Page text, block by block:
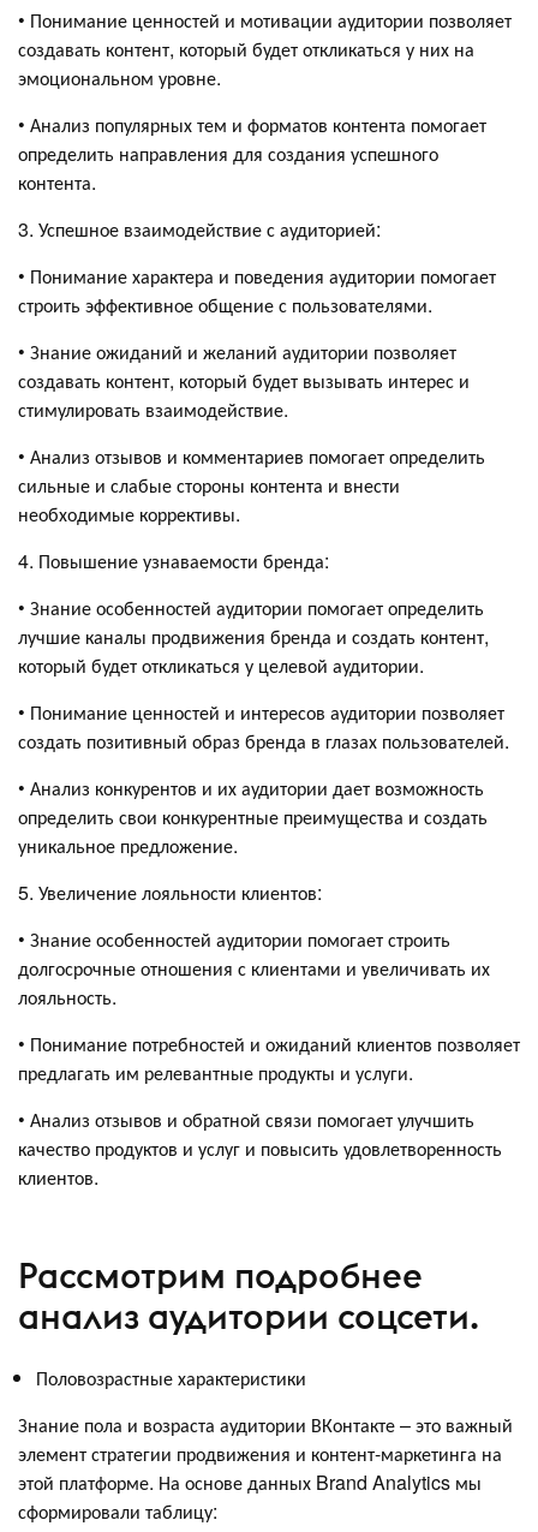
• Понимание ценностей и мотивации аудитории позволяет
создавать контент, который будет откликаться у них на
эмоциональном уровне.
• Анализ популярных тем и форматов контента помогает
определить направления для создания успешного
контента.
3. Успешное взаимодействие с аудиторией:
• Понимание характера и поведения аудитории помогает
строить эффективное общение с пользователями.
• Знание ожиданий и желаний аудитории позволяет
создавать контент, который будет вызывать интерес и
стимулировать взаимодействие.
• Анализ отзывов и комментариев помогает определить
сильные и слабые стороны контента и внести
необходимые коррективы.
4. Повышение узнаваемости бренда:
• Знание особенностей аудитории помогает определить
лучшие каналы продвижения бренда и создать контент,
который будет откликаться у целевой аудитории.
• Понимание ценностей и интересов аудитории позволяет
создать позитивный образ бренда в глазах пользователей.
• Анализ конкурентов и их аудитории дает возможность
определить свои конкурентные преимущества и создать
уникальное предложение.
5. Увеличение лояльности клиентов:
• Знание особенностей аудитории помогает строить
долгосрочные отношения с клиентами и увеличивать их
лояльность.
• Понимание потребностей и ожиданий клиентов позволяет
предлагать им релевантные продукты и услуги.
• Анализ отзывов и обратной связи помогает улучшить
качество продуктов и услуг и повысить удовлетворенность
клиентов.
Рассмотрим подробнее
анализ аудитории соцсети.
Половозрастные характеристики
Знание пола и возраста аудитории ВКонтакте – это важный
элемент стратегии продвижения и контент-маркетинга на
этой платформе. На основе данных Brand Analytics мы
сформировали таблицу: